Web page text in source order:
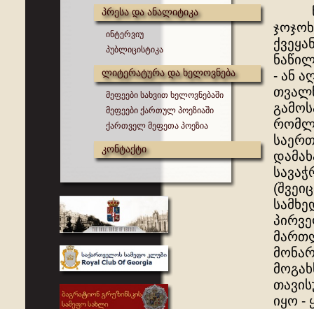
პრესა და ანალიტიკა
ინტერვიუ
პუბლიცისტიკა
ლიტერატურა და ხელოვნება
მეფეები სახვით ხელოვნებაში
მეფეები ქართულ პოეზიაში
ქართველ მეფეთა პოეზია
კონტაქტი
- ან
იყო -